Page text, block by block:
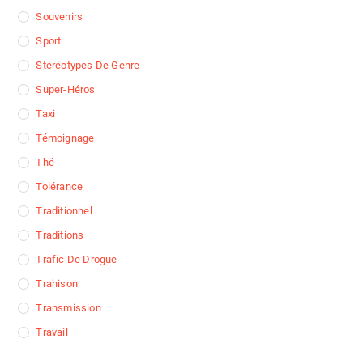
Souvenirs
Sport
Stéréotypes De Genre
Super-Héros
Taxi
Témoignage
Thé
Tolérance
Traditionnel
Traditions
Trafic De Drogue
Trahison
Transmission
Travail